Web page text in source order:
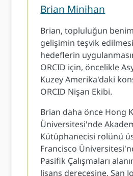
Brian Minihan
Brian, topluluğun
gelişimin teşvik
hedeflerin
ORCID için, öncelikle
Kuzey Amerika'daki
ORCID Nişan Ekibi.
Brian daha önce Hong
Üniversitesi'nde
Kütüphanecisi rolünü
Francisco
Pasifik Çalışmaları
lisans derecesine, San